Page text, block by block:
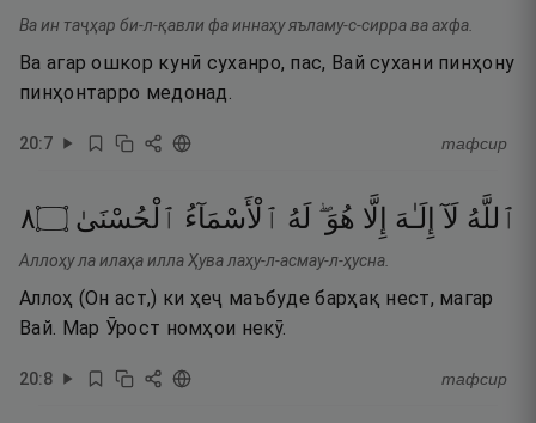
Ва ин таҷҳар би-л-қавли фа иннаҳу яъламу-с-сирра ва ахфа.
Ва агар ошкор кунӣ суханро, пас, Вай сухани пинҳону
пинҳонтарро медонад.
20:7 тафсир
ٱللَّهُ لَآ إِلَـٰهَ إِلَّا هُوَ ۖ لَهُ ٱلْأَسْمَآءُ ٱلْحُسْنَىٰ ۝٨
Аллоҳу ла илаҳа илла Ҳува лаҳу-л-асмау-л-ҳусна.
Аллоҳ (Он аст,) ки ҳеҷ маъбуде барҳақ нест, магар
Вай. Мар Ӯрост номҳои некӯ.
20:8 тафсир